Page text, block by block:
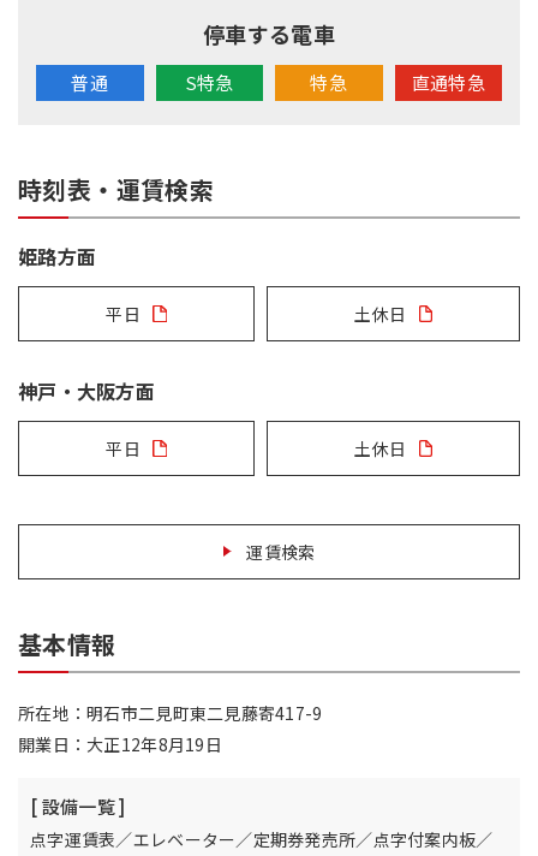
停車する電車
普通 S特急 特急 直通特急
時刻表・運賃検索
姫路方面
平日 土休日
神戸・大阪方面
平日 土休日
運賃検索
基本情報
所在地：明石市二見町東二見藤寄417-9
開業日：大正12年8月19日
[ 設備一覧 ]
点字運賃表／エレベーター／定期券発売所／点字付案内板／